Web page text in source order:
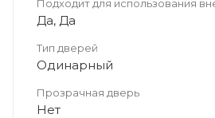
Подходит для использования
Да, Да
Тип дверей
Одинарный
Прозрачная дверь
Нет